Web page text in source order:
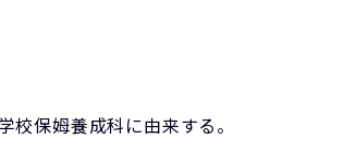
保姆養成科に由来する。